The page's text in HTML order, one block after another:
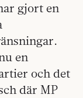
gjort en
en
och det
där MP